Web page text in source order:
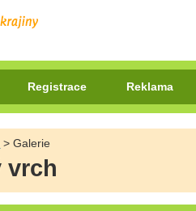
Registrace Reklama
> Galerie
vrch